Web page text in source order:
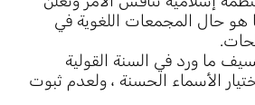
هو حال المجمعات اللغوية في
ما ورد في السنة القولية
الأسماء الحسنة ، ولعدم ثبوت